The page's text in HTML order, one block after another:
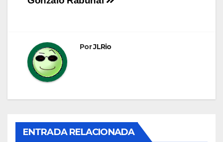
PorJLRio
ENTRADA RELACIONADA